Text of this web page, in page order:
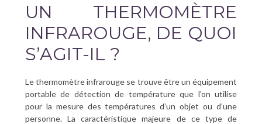
UN THERMOMÈTRE
INFRAROUGE, DE QUOI
S’AGIT-IL ?
Le thermomètre infrarouge se trouve être un équipement
portable de détection de température que l’on utilise
pour la mesure des températures d’un objet ou d’une
personne. La caractéristique majeure de ce type de